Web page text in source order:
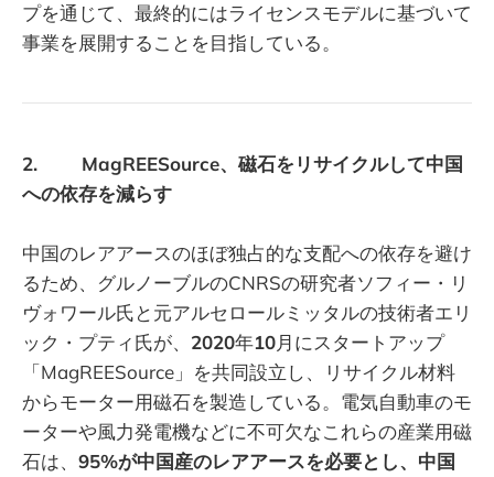
プを通じて、最終的にはライセンスモデルに基づいて
事業を展開することを目指している。
2. MagREESource、磁石をリサイクルして中国
への依存を減らす
中国のレアアースのほぼ独占的な支配への依存を避け
るため、グルノーブルのCNRSの研究者ソフィー・リ
ヴォワール氏と元アルセロールミッタルの技術者エリ
ック・プティ氏が、 2020年10月にスタートアップ
「MagREESource」を共同設立し、リサイクル材料
からモーター用磁石を製造している。電気自動車のモ
ーターや風力発電機などに不可欠なこれらの産業用磁
石は、 95%が中国産のレアアースを必要とし、中国